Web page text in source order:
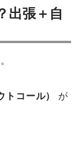
出張＋自
。
コール）
が